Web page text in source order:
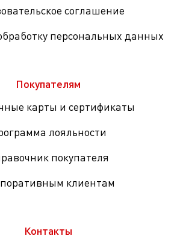
соглашение
персональных данных
Покупателям
карты и сертификаты
лояльности
покупателя
клиентам
Контакты